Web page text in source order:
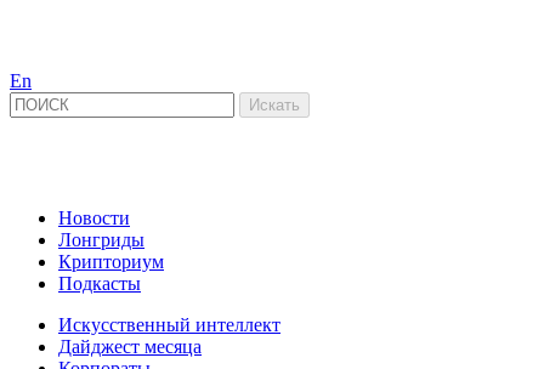
En
Новости
Лонгриды
Крипториум
Подкасты
Искусственный интеллект
Дайджест месяца